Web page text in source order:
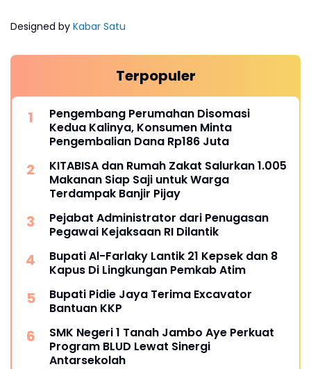
Designed by Kabar Satu
Terpopuler
Pengembang Perumahan Disomasi
Kedua Kalinya, Konsumen Minta
Pengembalian Dana Rp186 Juta
KITABISA dan Rumah Zakat Salurkan 1.005
Makanan Siap Saji untuk Warga
Terdampak Banjir Pijay
Pejabat Administrator dari Penugasan
Pegawai Kejaksaan RI Dilantik
Bupati Al-Farlaky Lantik 21 Kepsek dan 8
Kapus Di Lingkungan Pemkab Atim
Bupati Pidie Jaya Terima Excavator
Bantuan KKP
SMK Negeri 1 Tanah Jambo Aye Perkuat
Program BLUD Lewat Sinergi
Antarsekolah